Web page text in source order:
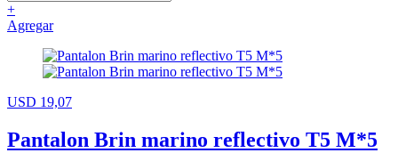
+
Agregar
USD 19,07
Pantalon Brin marino reflectivo T5 M*5